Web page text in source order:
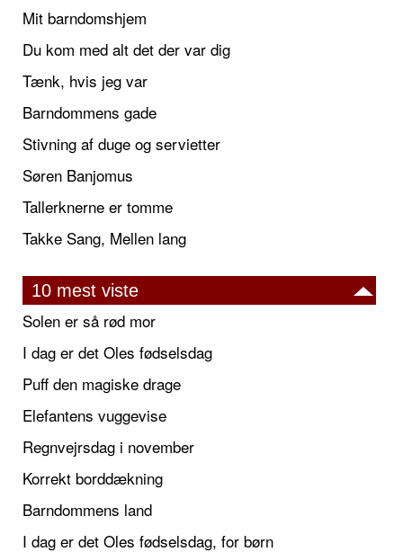
Mit barndomshjem
Du kom med alt det der var dig
Tænk, hvis jeg var
Barndommens gade
Stivning af duge og servietter
Søren Banjomus
Tallerknerne er tomme
Takke Sang, Mellen lang
10 mest viste
Solen er så rød mor
I dag er det Oles fødselsdag
Puff den magiske drage
Elefantens vuggevise
Regnvejrsdag i november
Korrekt borddækning
Barndommens land
I dag er det Oles fødselsdag, for børn